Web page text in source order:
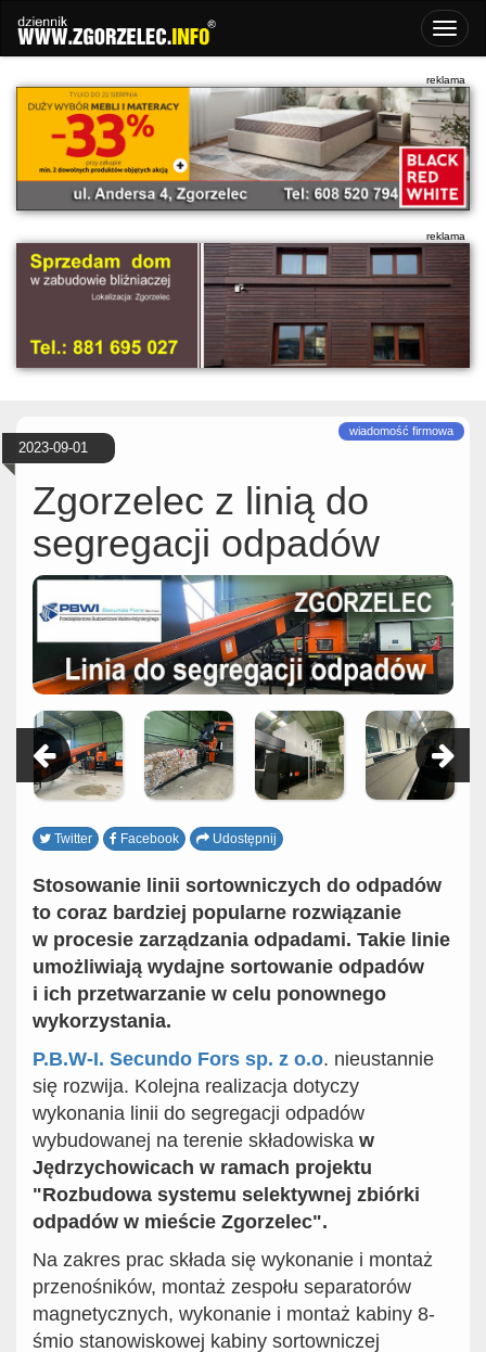
2023-09-01
Zgorzelec z linią do
segregacji odpadów
Twitter Facebook Udostępnij
Stosowanie linii sortowniczych do odpadów
to coraz bardziej popularne rozwiązanie
w procesie zarządzania odpadami. Takie linie
umożliwiają wydajne sortowanie odpadów
i ich przetwarzanie w celu ponownego
wykorzystania.
P.B.W-I. Secundo Fors sp. z o.o. nieustannie
się rozwija. Kolejna realizacja dotyczy
wykonania linii do segregacji odpadów
wybudowanej na terenie składowiska w
Jędrzychowicach w ramach projektu
"Rozbudowa systemu selektywnej zbiórki
odpadów w mieście Zgorzelec".
Na zakres prac składa się wykonanie i montaż
przenośników, montaż zespołu separatorów
magnetycznych, wykonanie i montaż kabiny 8-
śmio stanowiskowej kabiny sortowniczej